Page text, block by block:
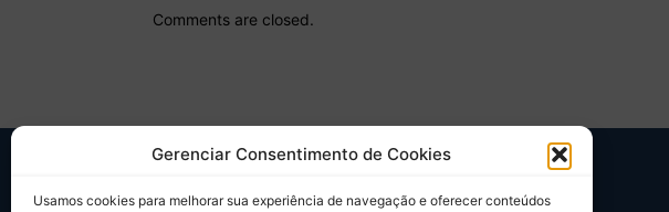
Gerenciar Consentimento de Cookies
Usamos cookies para melhorar sua experiência de navegação e oferecer conteúdos
Comments are closed.
SOBRE NÓS